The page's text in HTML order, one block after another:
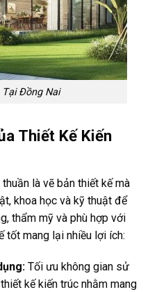
Tại Đồng Nai
Thiết Kế Kiến
là vẽ bản thiết kế mà
khoa học và kỹ thuật để
thẩm mỹ và phù hợp với
tốt mang lại nhiều lợi ích:
Tối ưu không gian sử
kế kiến trúc nhằm mang